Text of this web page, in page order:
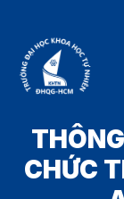
CHỨC